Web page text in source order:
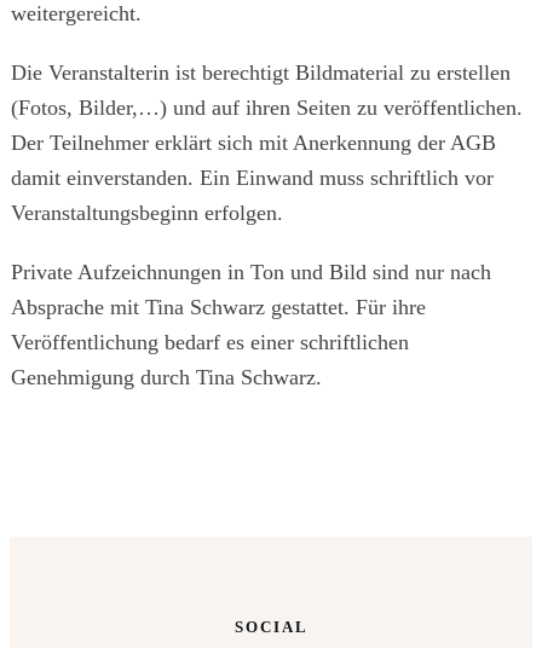
weitergereicht.
Die Veranstalterin ist berechtigt Bildmaterial zu erstellen
(Fotos, Bilder,…) und auf ihren Seiten zu veröffentlichen.
Der Teilnehmer erklärt sich mit Anerkennung der AGB
damit einverstanden. Ein Einwand muss schriftlich vor
Veranstaltungsbeginn erfolgen.
Private Aufzeichnungen in Ton und Bild sind nur nach
Absprache mit Tina Schwarz gestattet. Für ihre
Veröffentlichung bedarf es einer schriftlichen
Genehmigung durch Tina Schwarz.
SOCIAL